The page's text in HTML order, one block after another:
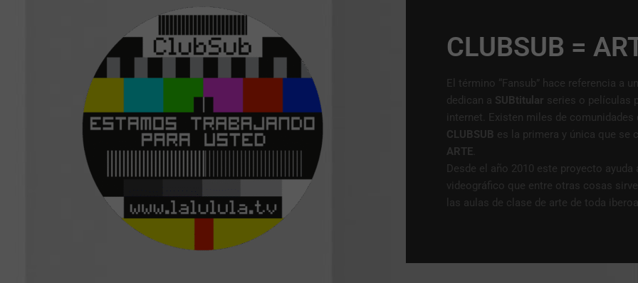
ENFERMO > VIDA Y MUERTE DE BOB FLANAGAN
LA JOVEN CON EL ARETE DE PERLA CLUBSUB =
El término “Fansub” hace referencia a
dedican a SUBtitular series o películas
internet. Existen miles de comunidades
CLUBSUB es la primera y única que se
ARTE
Desde el año 2010 este proyecto ayuda
videográfico que entre otras cosas
las aulas de clase de arte de toda